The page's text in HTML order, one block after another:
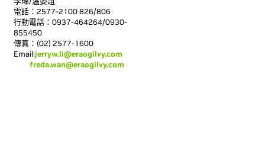
電話：2577-2100 826/806
行動電話：0937-464264/0930-
855450
傳真：(02) 2577-1600
Email:jerryw.li@eraogilvy.com
freda.wan@eraogilvy.com